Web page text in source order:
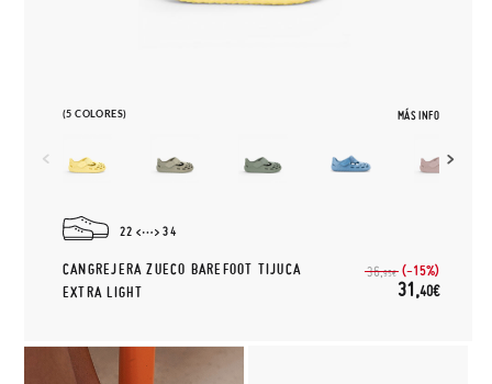
(5 COLORES) MÁS INFO
22 34
CANGREJERA ZUECO BAREFOOT TIJUCA
EXTRA LIGHT
36,95€ (-15%)
31,40€